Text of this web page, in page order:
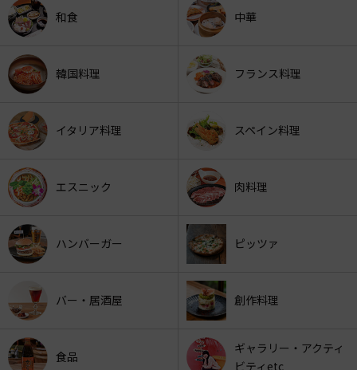
和食 中華
韓国料理 フランス料理
イタリア料理 スペイン料理
エスニック 肉料理
ハンバーガー ピッツァ
バー・居酒屋 創作料理
食品
ギャラリー・アクティ
ビティetc